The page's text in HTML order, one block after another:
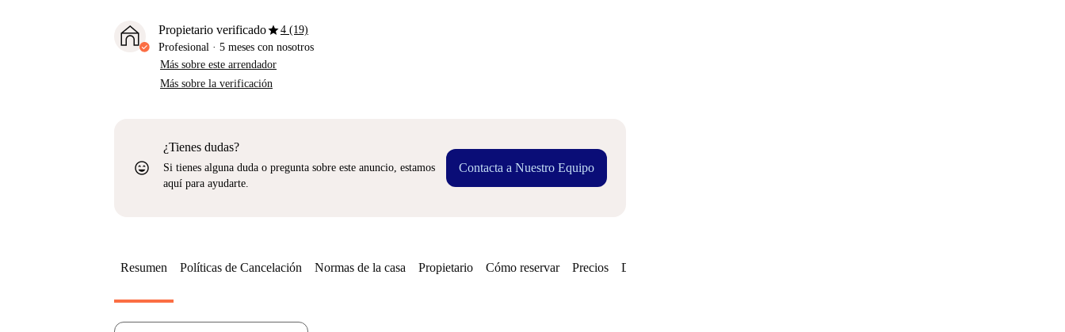
Propietario verificadostar4 (19)
Profesional · 5 meses con nosotros
Más sobre este arrendador
Más sobre la verificación
sentiment_very_satisfied
¿Tienes dudas?
Si tienes alguna duda o pregunta sobre este anuncio, estamos
aquí para ayudarte.
Contacta a Nuestro Equipo
Resumen Políticas de Cancelación Normas de la casa Propietario Cómo reservar Precios Disponibilidades